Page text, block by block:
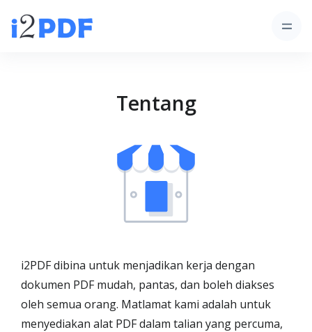
Tentang
i2PDF dibina untuk menjadikan kerja dengan
dokumen PDF mudah, pantas, dan boleh diakses
oleh semua orang. Matlamat kami adalah untuk
menyediakan alat PDF dalam talian yang percuma,